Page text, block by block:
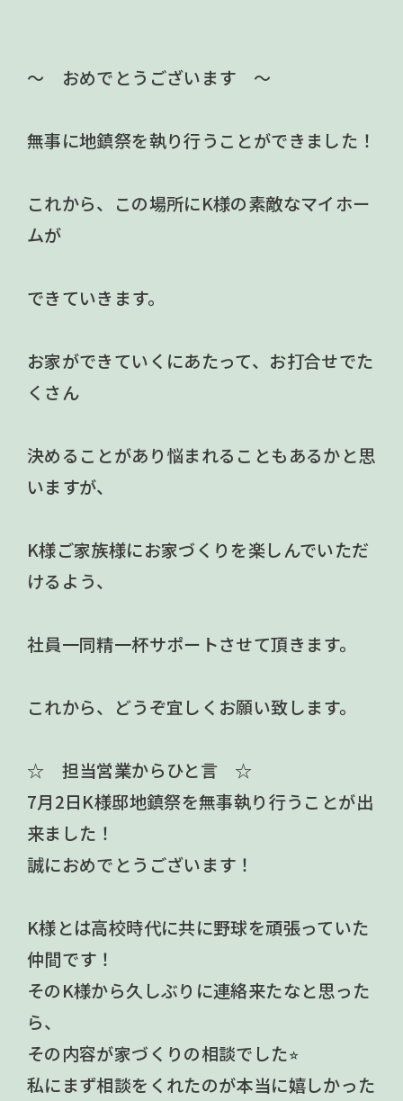
～ おめでとうございます ～
無事に地鎮祭を執り行うことができました！
これから、この場所にK様の素敵なマイホー
ムが
できていきます。
お家ができていくにあたって、お打合せでた
くさん
決めることがあり悩まれることもあるかと思
いますが、
K様ご家族様にお家づくりを楽しんでいただ
けるよう、
社員一同精一杯サポートさせて頂きます。
これから、どうぞ宜しくお願い致します。
☆ 担当営業からひと言 ☆
7月2日K様邸地鎮祭を無事執り行うことが出
来ました！
誠におめでとうございます！
K様とは高校時代に共に野球を頑張っていた
仲間です！
そのK様から久しぶりに連絡来たなと思った
ら、
その内容が家づくりの相談でした⭐︎
私にまず相談をくれたのが本当に嬉しかった